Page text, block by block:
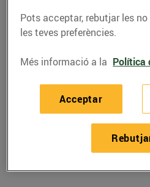
Horaris
Terrassa
Divendres
08/08/2026 Dissabte
Pots acceptar, rebutjar les
les teves preferències.
Més informació a la Política
Acceptar